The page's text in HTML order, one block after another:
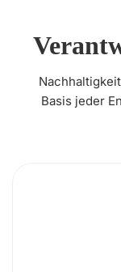
Basis jeder